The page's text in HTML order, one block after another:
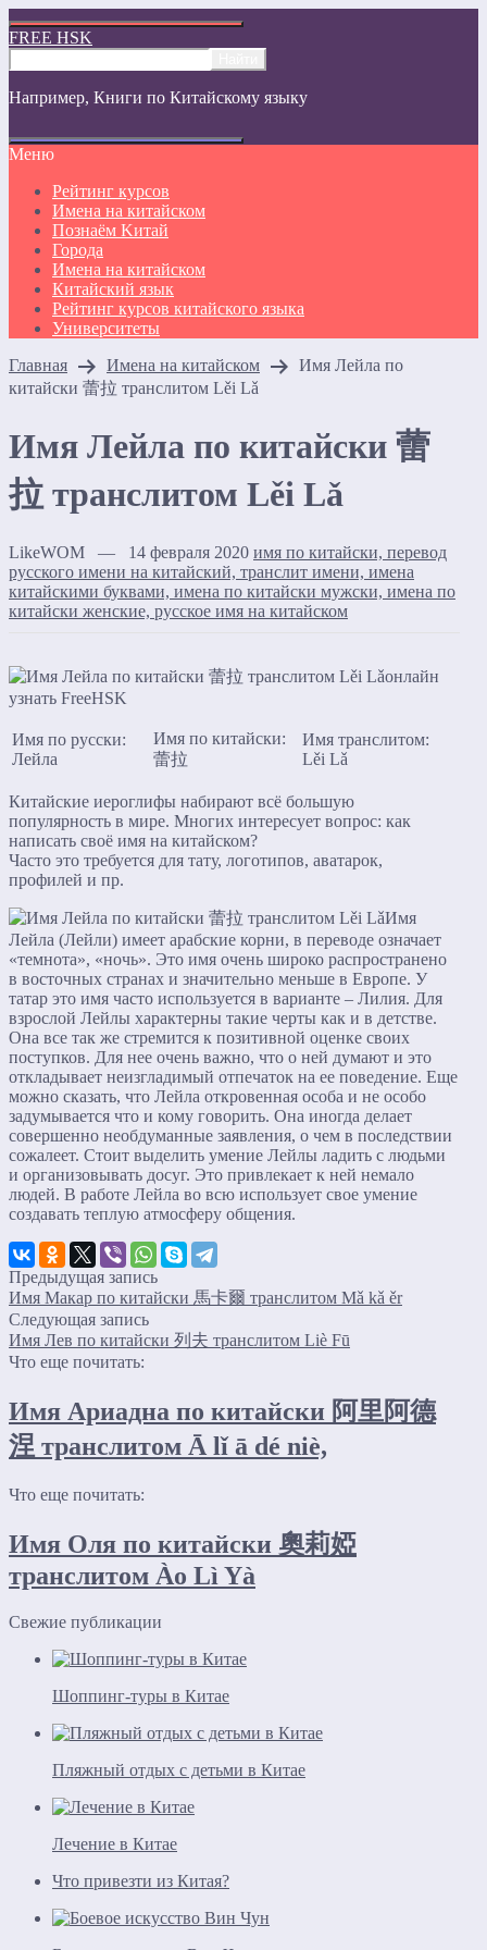
FREE HSK
Например, Книги по Китайскому языку
Меню
Рейтинг курсов
Имена на китайском
Познаём Kитай
Города
Имена на китайском
Китайский язык
Рейтинг курсов китайского языка
Университеты
Главная
Имена на китайском
Имя Лейла по
китайски 蕾拉 транслитом Lěi Lǎ
Имя Лейла по китайски 蕾
拉 транслитом Lěi Lǎ
LikeWOM — 14 февраля 2020 имя по китайски, перевод
русского имени на китайский, транслит имени, имена
китайскими буквами, имена по китайски мужски, имена по
китайски женские, русское имя на китайском
Имя по русски:
Лейла
Имя по китайски:
蕾拉
Имя транслитом:
Lěi Lǎ
Китайские иероглифы набирают всё большую
популярность в мире. Многих интересует вопрос: как
написать своё имя на китайском?
Часто это требуется для тату, логотипов, аватарок,
профилей и пр.
Имя
Лейла (Лейли) имеет арабские корни, в переводе означает
«темнота», «ночь». Это имя очень широко распространено
в восточных странах и значительно меньше в Европе. У
татар это имя часто используется в варианте – Лилия. Для
взрослой Лейлы характерны такие черты как и в детстве.
Она все так же стремится к позитивной оценке своих
поступков. Для нее очень важно, что о ней думают и это
откладывает неизгладимый отпечаток на ее поведение. Еще
можно сказать, что Лейла откровенная особа и не особо
задумывается что и кому говорить. Она иногда делает
совершенно необдуманные заявления, о чем в последствии
сожалеет. Стоит выделить умение Лейлы ладить с людьми
и организовывать досуг. Это привлекает к ней немало
людей. В работе Лейла во всю использует свое умение
создавать теплую атмосферу общения.
Предыдущая запись
Имя Макар по китайски 馬卡爾 транслитом Mǎ kǎ ěr
Следующая запись
Имя Лев по китайски 列夫 транслитом Liè Fū
Что еще почитать:
Имя Ариадна по китайски 阿里阿德
涅 транслитом Ā lǐ ā dé niè,
Что еще почитать:
Имя Оля по китайски 奧莉婭
транслитом Ào Lì Yà
Свежие публикации
Шоппинг-туры в Китае
Пляжный отдых с детьми в Китае
Лечение в Китае
Что привезти из Китая?